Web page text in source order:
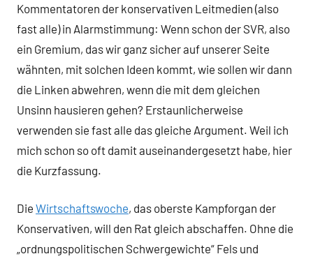
Kommentatoren der konservativen Leitmedien (also
fast alle) in Alarmstimmung: Wenn schon der SVR, also
ein Gremium, das wir ganz sicher auf unserer Seite
wähnten, mit solchen Ideen kommt, wie sollen wir dann
die Linken abwehren, wenn die mit dem gleichen
Unsinn hausieren gehen? Erstaunlicherweise
verwenden sie fast alle das gleiche Argument. Weil ich
mich schon so oft damit auseinandergesetzt habe, hier
die Kurzfassung.
Die Wirtschaftswoche, das oberste Kampforgan der
Konservativen, will den Rat gleich abschaffen. Ohne die
„ordnungspolitischen Schwergewichte“ Fels und